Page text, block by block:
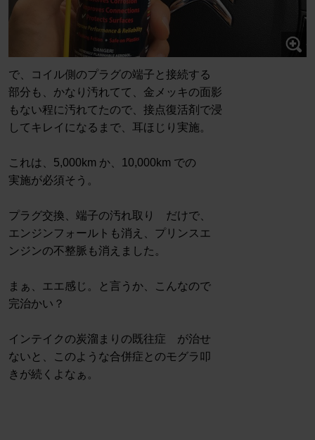
で、コイル側のプラグの端子と接続する
部分も、かなり汚れてて、金メッキの面影
もない程に汚れてたので、接点復活剤で浸
してキレイになるまで、耳ほじり実施。
これは、5,000km か、10,000km での
実施が必須そう。
プラグ交換、端子の汚れ取り だけで、
エンジンフォールトも消え、プリンスエ
ンジンの不整脈も消えました。
まぁ、エエ感じ。と言うか、こんなので
完治かい？
インテイクの炭溜まりの既往症 が治せ
ないと、このような合併症とのモグラ叩
きが続くよなぁ。